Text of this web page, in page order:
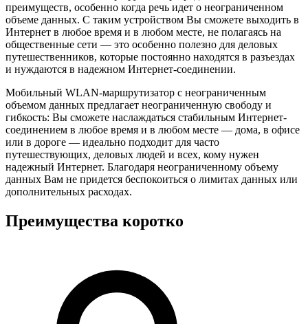
преимуществ, особенно когда речь идет о неограниченном
объеме данных. С таким устройством Вы сможете выходить в
Интернет в любое время и в любом месте, не полагаясь на
общественные сети — это особенно полезно для деловых
путешественников, которые постоянно находятся в разъездах
и нуждаются в надежном Интернет-соединении.
Мобильный WLAN-маршрутизатор с неограниченным
объемом данных предлагает неограниченную свободу и
гибкость: Вы сможете наслаждаться стабильным Интернет-
соединением в любое время и в любом месте — дома, в офисе
или в дороге — идеально подходит для часто
путешествующих, деловых людей и всех, кому нужен
надежный Интернет. Благодаря неограниченному объему
данных Вам не придется беспокоиться о лимитах данных или
дополнительных расходах.
Преимущества коротко